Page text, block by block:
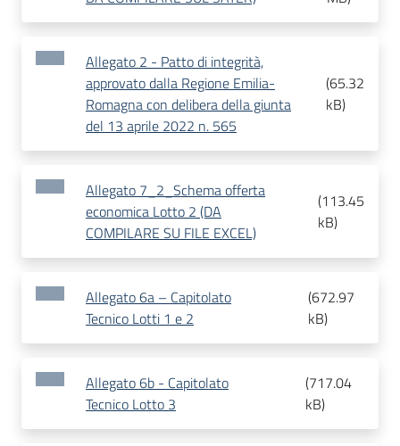
Allegato 2 - Patto di integrità,
approvato dalla Regione Emilia-
Romagna con delibera della giunta
del 13 aprile 2022 n. 565
(65.32
kB)
Allegato 7_2_Schema offerta
economica Lotto 2 (DA
COMPILARE SU FILE EXCEL)
(113.45
kB)
Allegato 6a – Capitolato
Tecnico Lotti 1 e 2
(672.97
kB)
Allegato 6b - Capitolato
Tecnico Lotto 3
(717.04
kB)